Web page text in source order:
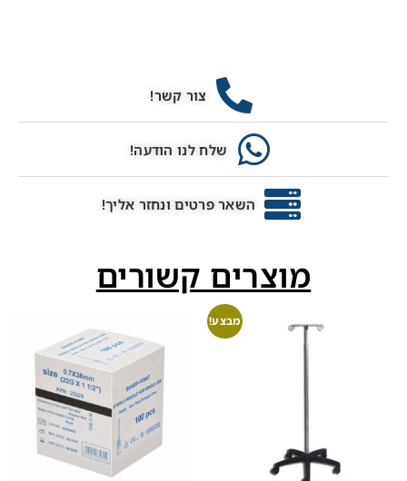
צור קשר!
שלח לנו הודעה!
השאר פרטים ונחזר אליך!
מוצרים קשורים
מבצע!